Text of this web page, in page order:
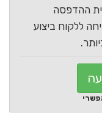
ההדפסה
ללקוח ביצוע